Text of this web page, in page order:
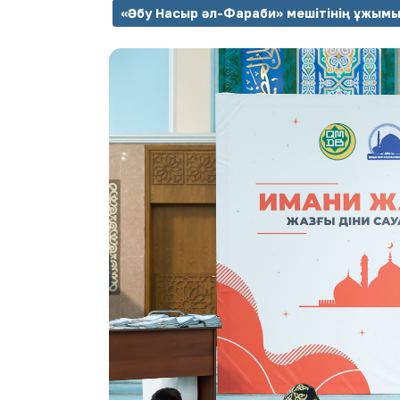
«Әбу Насыр әл-Фараби» мешітінің ұжымы